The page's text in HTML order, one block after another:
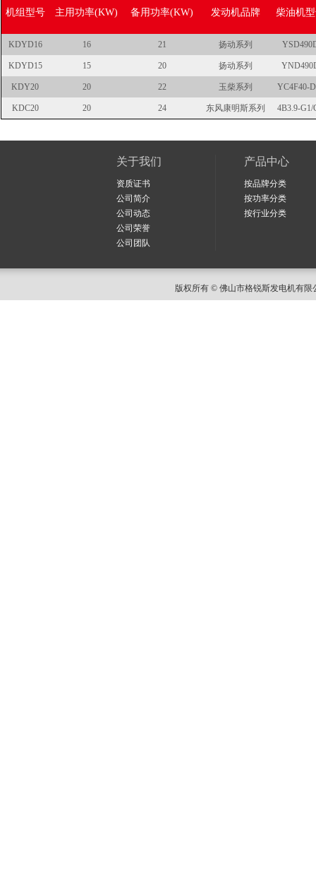
机组型号 主用功率(KW) 备用功率(KW) 发动机品牌 柴油机
KDYD16 16 21 扬动系列
KDYD15 15 20 扬动系列
KDY20 20 22 玉柴系列 YC4F40-
KDC20 20 24 东风康明斯系列 4B3.9-G1/
关于我们
资质证书
公司简介
公司动态
公司荣誉
公司团队
产品中心
按品牌分类
按功率分类
按行业分类
版权所有 © 佛山市格锐斯发电机有